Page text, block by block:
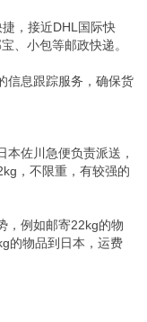
，接近DHL国际快
、小包等邮政快递。
信息跟踪服务，确保货
佐川急便负责派送，
，不限重，有较强的
，例如邮寄22kg的物
的物品到日本，运费